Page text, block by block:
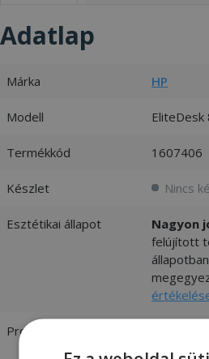
Adatlap
Márka HP
Modell EliteDesk
Termékkód 1607406
Készlet Nincs
Esztétikai állapot Nagyon
felújított
Processzor
Intel®